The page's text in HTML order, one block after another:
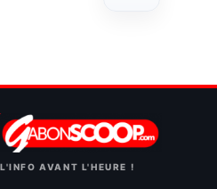
L'INFO AVANT L'HEURE !